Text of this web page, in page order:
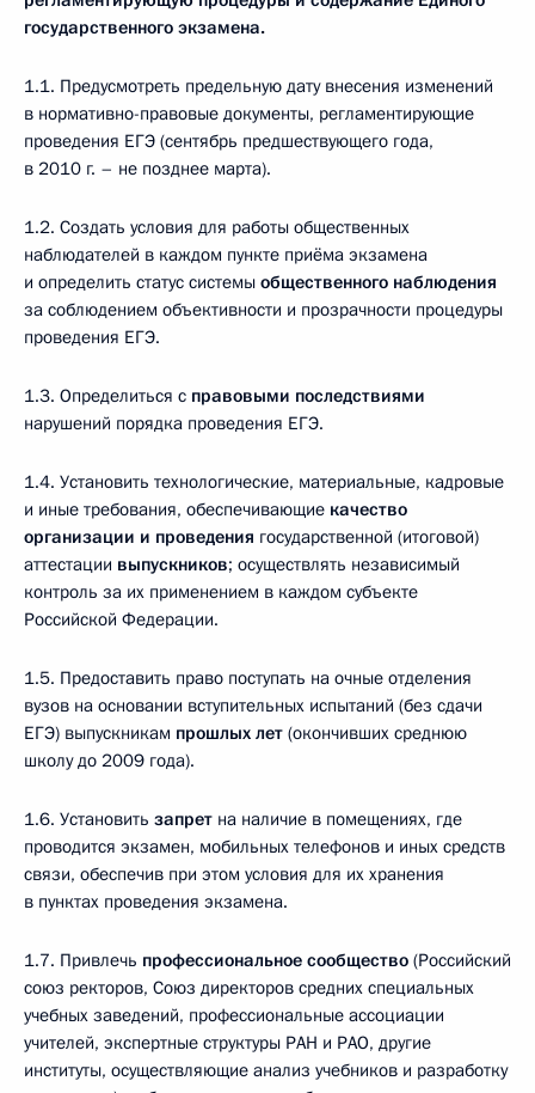
государственного экзамена.
1.1. Предусмотреть предельную дату внесения изменений
в нормативно-правовые документы, регламентирующие
проведения ЕГЭ (сентябрь предшествующего года,
в 2010 г. – не позднее марта).
1.2. Создать условия для работы общественных
наблюдателей в каждом пункте приёма экзамена
и определить статус системы общественного наблюдения
за соблюдением объективности и прозрачности процедуры
проведения ЕГЭ.
1.3. Определиться с правовыми последствиями
нарушений порядка проведения ЕГЭ.
1.4. Установить технологические, материальные, кадровые
и иные требования, обеспечивающие качество
организации и проведения государственной (итоговой)
аттестации выпускников; осуществлять независимый
контроль за их применением в каждом субъекте
Российской Федерации.
1.5. Предоставить право поступать на очные отделения
вузов на основании вступительных испытаний (без сдачи
ЕГЭ) выпускникам прошлых лет (окончивших среднюю
школу до 2009 года).
1.6. Установить запрет на наличие в помещениях, где
проводится экзамен, мобильных телефонов и иных средств
связи, обеспечив при этом условия для их хранения
в пунктах проведения экзамена.
1.7. Привлечь профессиональное сообщество (Российский
союз ректоров, Союз директоров средних специальных
учебных заведений, профессиональные ассоциации
учителей, экспертные структуры РАН и РАО, другие
институты, осуществляющие анализ учебников и разработку